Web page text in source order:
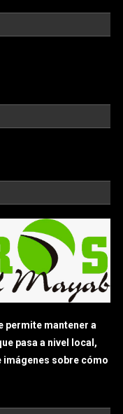
permite mantener a
pasa a nivel local,
sobre cómo